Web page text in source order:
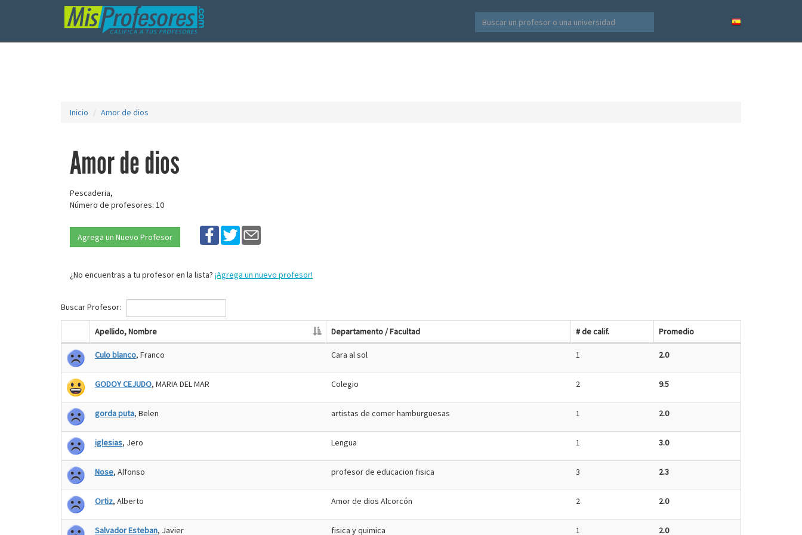
Inicio Amor de dios
Amor de dios
Pescaderia,
Número de profesores: 10
Agrega un Nuevo Profesor
¿No encuentras a tu profesor en la lista? ¡Agrega un nuevo profesor!
Buscar Profesor:
Apellido, Nombre Departamento / Facultad # de calif. Promedio
Culo blanco, Franco Cara al sol 1 2.0
GODOY CEJUDO, MARIA DEL MAR Colegio 2 9.5
gorda puta, Belen artistas de comer hamburguesas 1 2.0
iglesias, Jero Lengua 1 3.0
Nose, Alfonso profesor de educacion fisica 3 2.3
Ortiz, Alberto Amor de dios Alcorcón 2 2.0
Salvador Esteban, Javier fisica y quimica 1 2.0